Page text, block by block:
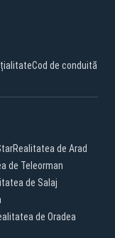
Cod de conduită
Realitatea de Arad
de Teleorman
de Salaj
de Oradea